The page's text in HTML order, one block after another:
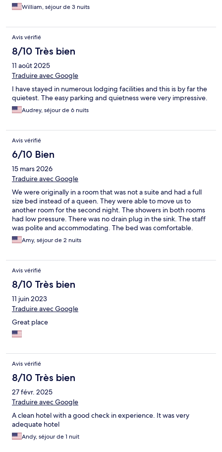
William, séjour de 3 nuits
Avis vérifié
8/10 Très bien
11 août 2025
Traduire avec Google
I have stayed in numerous lodging facilities and this is by far the
quietest. The easy parking and quietness were very impressive.
Audrey, séjour de 6 nuits
Avis vérifié
6/10 Bien
15 mars 2026
Traduire avec Google
We were originally in a room that was not a suite and had a full
size bed instead of a queen. They were able to move us to
another room for the second night. The showers in both rooms
had low pressure. There was no drain plug in the sink. The staff
was polite and accommodating. The bed was comfortable.
Location is close to everything you need. Nice to be between
Fayetteville and Rogers.
Amy, séjour de 2 nuits
Avis vérifié
8/10 Très bien
11 juin 2023
Traduire avec Google
Great place
Avis vérifié
8/10 Très bien
27 févr. 2025
Traduire avec Google
A clean hotel with a good check in experience. It was very
adequate hotel
Andy, séjour de 1 nuit